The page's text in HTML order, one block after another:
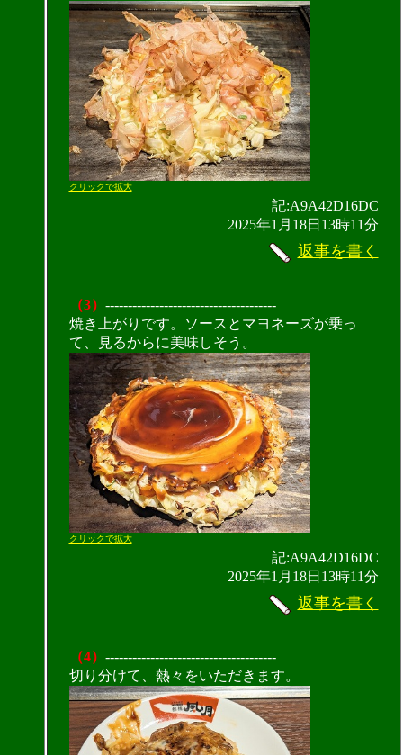
クリックで拡大
記:A9A42D16DC
2025年1月18日13時11分
返事を書く
（3） --------------------------------------
焼き上がりです。ソースとマヨネーズが乗っ
て、見るからに美味しそう。
クリックで拡大
記:A9A42D16DC
2025年1月18日13時11分
返事を書く
（4） --------------------------------------
切り分けて、熱々をいただきます。